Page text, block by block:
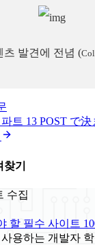
츠 발견에 전념 (
트 13 POST で
기
수집
할 필수 사이트
용하는 개발자